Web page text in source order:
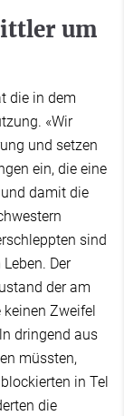
um
die in dem
«Wir
und setzen
ein, die eine
damit die
sind
Der
der am
Zweifel
dringend aus
müssten,
in Tel
die